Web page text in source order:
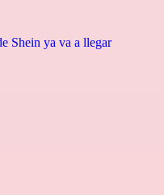
Shein ya va a llegar